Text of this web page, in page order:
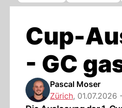
Cup-
- GC
Pascal Moser
Zürich, 01.07.2026